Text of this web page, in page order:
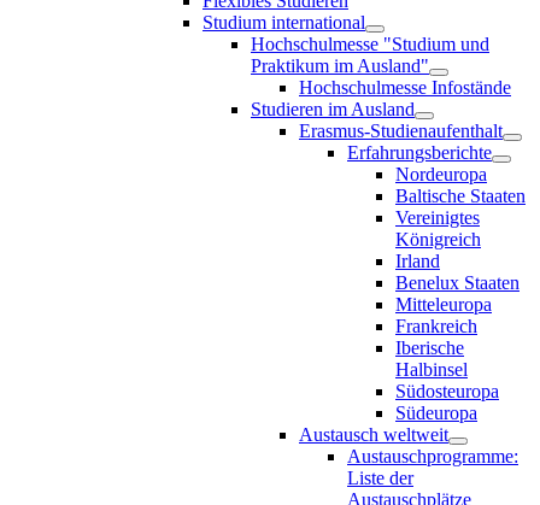
Studium international
Hochschulmesse "Studium und
Praktikum im Ausland"
Hochschulmesse Infostände
Studieren im Ausland
Erasmus-Studienaufenthalt
Erfahrungsberichte
Nordeuropa
Baltische Staaten
Vereinigtes
Königreich
Irland
Benelux Staaten
Mitteleuropa
Frankreich
Iberische
Halbinsel
Südosteuropa
Südeuropa
Austausch weltweit
Austauschprogramme:
Liste der
Austauschplätze